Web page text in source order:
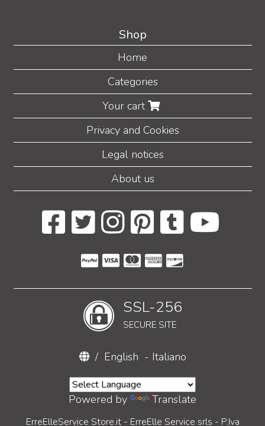
Shop
Home
Categories
Your cart
Privacy and Cookies
Legal notices
About us
SSL-256
SECURE SITE
/ English - Italiano
Powered by Translate
ErreElleService Store.it - ErreElle Service srls - P.Iva